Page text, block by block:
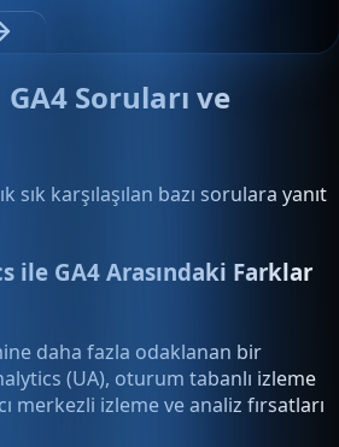
GA4 Soruları ve
sık karşılaşılan bazı sorulara yanıt
ile GA4 Arasındaki Farklar
daha fazla odaklanan bir
(UA), oturum tabanlı izleme
merkezli izleme ve analiz fırsatları